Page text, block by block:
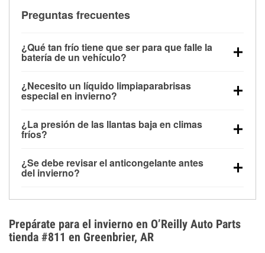
Preguntas frecuentes
¿Qué tan frío tiene que ser para que falle la
batería de un vehículo?
debajo de los 32 °F y puede perder hasta la mitad de
su potencia de arranque cerca de los 0 °F, lo que
arranque.
¿Necesito un líquido limpiaparabrisas
especial en invierno?
la congelación y ayuda a disolver la sal y la nieve
derretida en la carretera para mejorar la visibilidad.
¿La presión de las llantas baja en climas
fríos?
alrededor de 1 PSI por cada 10 °F que baja la
temperatura. Puedes obtener más información sobre
¿Se debe revisar el anticongelante antes
del invierno?
el sobrecalentamiento en condiciones de frío
extremo. Aprende cómo comprobar la protección
anticongelante en nuestra sección How-To.
Prepárate para el invierno en O’Reilly Auto Parts
tienda #811 en Greenbrier, AR